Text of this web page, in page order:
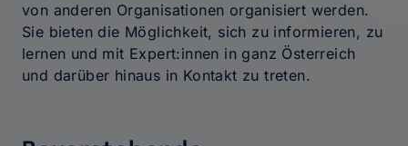
von anderen Organisationen organisiert werden.
Sie bieten die Möglichkeit, sich zu informieren, zu
lernen und mit Expert:innen in ganz Österreich
und darüber hinaus in Kontakt zu treten.